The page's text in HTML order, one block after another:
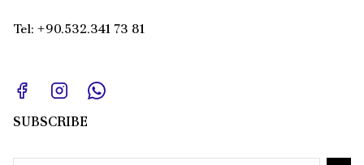
Tel: +90.532.341 73 81
SUBSCRIBE